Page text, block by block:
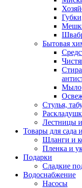
Бытовая
Мыло
Стулья,
Лестницы
Товары для сада
Шланги и
Пленка и
Подарки
Cладкие
Водоснабжение
Насосы